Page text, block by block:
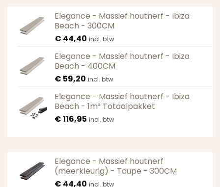
Elegance - Massief houtnerf - Ibiza
Beach - 300CM
€ 44,40 incl. btw
Elegance - Massief houtnerf - Ibiza
Beach - 400CM
€ 59,20 incl. btw
Elegance - Massief houtnerf - Ibiza
Beach - 1m² Totaalpakket
€116,95 incl. btw
Elegance - Massief houtnerf
(meerkleurig) - Taupe - 300CM
€ 44,40 incl. btw